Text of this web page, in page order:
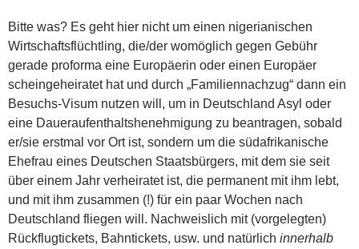
Bitte was? Es geht hier nicht um einen nigerianischen
Wirtschaftsflüchtling, die/der womöglich gegen Gebühr
gerade proforma eine Europäerin oder einen Europäer
scheingeheiratet hat und durch „Familiennachzug“ dann ein
Besuchs-Visum nutzen will, um in Deutschland Asyl oder
eine Daueraufenthaltshenehmigung zu beantragen, sobald
er/sie erstmal vor Ort ist, sondern um die südafrikanische
Ehefrau eines Deutschen Staatsbürgers, mit dem sie seit
über einem Jahr verheiratet ist, die permanent mit ihm lebt,
und mit ihm zusammen (!) für ein paar Wochen nach
Deutschland fliegen will. Nachweislich mit (vorgelegten)
Rückflugtickets, Bahntickets, usw. und natürlich innerhalb